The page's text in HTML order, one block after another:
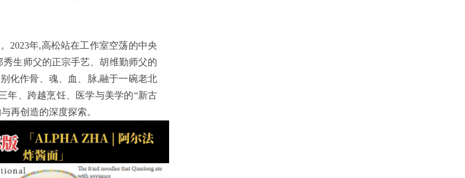
2023年,高松站在工作室空荡的中央
生师父的正宗手艺、胡维勤师父的
化作骨、魂、血、脉,融于一碗老北
年、跨越烹饪、医学与美学的“新古
再创造的深度探索。